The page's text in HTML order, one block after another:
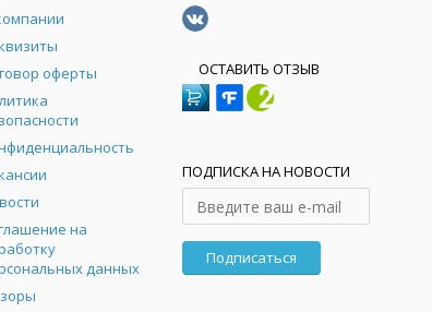
оферты
на
данных
ОСТАВИТЬ ОТЗЫВ
ПОДПИСКА НА НОВОСТИ
Подписаться